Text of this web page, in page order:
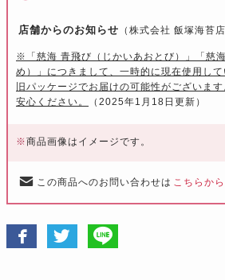
店舗からのお知らせ （株式会社 飯塚海苔店
※「慈海 青飛び（じかいあおとび）」「慈
め）」につきまして、一時的に現在使用して
旧パッケージでお届けの可能性がございま
安心ください。
（2025年1月18日更新）
※商品画像はイメージです。
この商品へのお問い合わせは こちらから